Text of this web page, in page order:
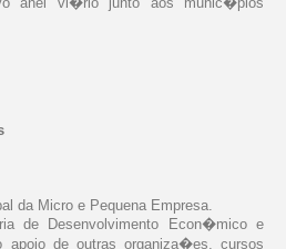
da Micro e Pequena Empresa.
de Desenvolvimento Econ�mico e
apoio de outras organiza�es, cursos